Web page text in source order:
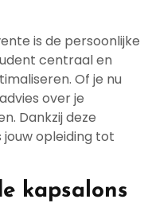
is de persoonlijke
centraal en
Of je nu
over je
Dankzij deze
jouw opleiding tot
kapsalons